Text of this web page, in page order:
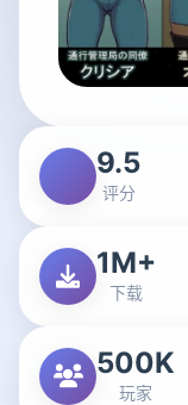
9.5
评分
1M+
下载
500K
玩家